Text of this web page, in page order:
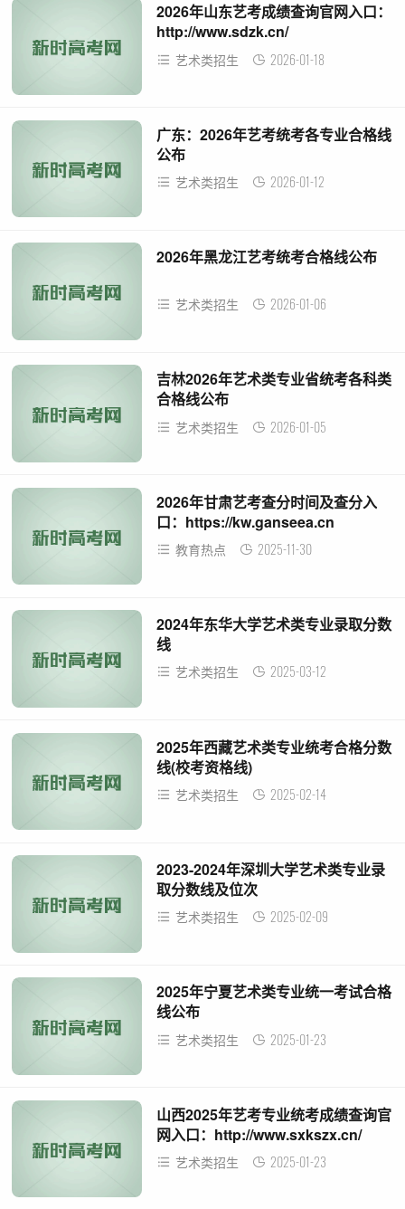
2026年山东艺考成绩查询官网入口：
http://www.sdzk.cn/
艺术类招生 2026-01-18
广东：2026年艺考统考各专业合格线
公布
艺术类招生 2026-01-12
2026年黑龙江艺考统考合格线公布
艺术类招生 2026-01-06
吉林2026年艺术类专业省统考各科类
合格线公布
艺术类招生 2026-01-05
2026年甘肃艺考查分时间及查分入
口：https://kw.ganseea.cn
教育热点 2025-11-30
2024年东华大学艺术类专业录取分数
线
艺术类招生 2025-03-12
2025年西藏艺术类专业统考合格分数
线(校考资格线)
艺术类招生 2025-02-14
2023-2024年深圳大学艺术类专业录
取分数线及位次
艺术类招生 2025-02-09
2025年宁夏艺术类专业统一考试合格
线公布
艺术类招生 2025-01-23
山西2025年艺考专业统考成绩查询官
网入口：http://www.sxkszx.cn/
艺术类招生 2025-01-23